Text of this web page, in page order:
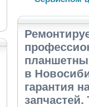
в
гарантия